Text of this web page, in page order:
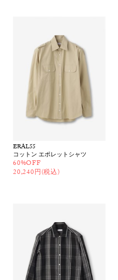
ERAL55
コットン エポレットシャツ
60%OFF
20,240円(税込)